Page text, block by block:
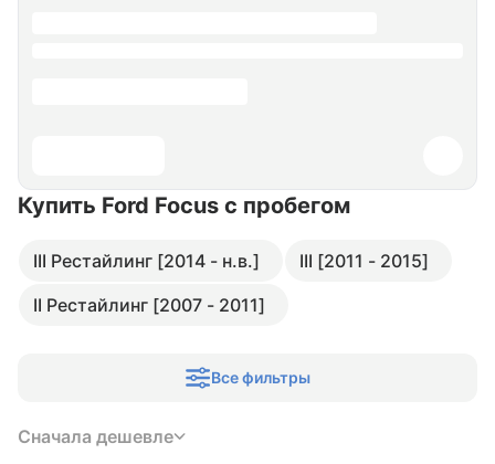
Купить Ford Focus с пробегом
III Рестайлинг [2014 - н.в.]
III [2011 - 2015]
II Рестайлинг [2007 - 2011]
Все фильтры
Сначала дешевле